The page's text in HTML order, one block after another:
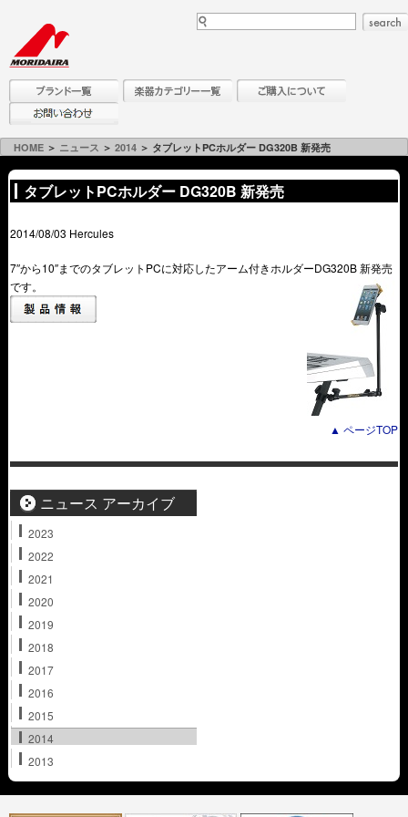
HOME ＞ ニュース ＞ 2014 ＞ タブレットPCホルダー DG320B 新発売
タブレットPCホルダー DG320B 新発売
2014/08/03 Hercules
7″から10″までのタブレットPCに対応したアーム付きホルダーDG320B 新発売
です。
▲ ページTOP
ニュース アーカイブ
2023
2022
2021
2020
2019
2018
2017
2016
2015
2014
2013